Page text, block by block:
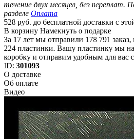
течение двух месяцев, без переплат.
разделе Оплата
528 руб. до бесплатной доставки с
В корзину Намекнуть о подарке
За 17 лет мы отправили 178 791
224 пластинки. Вашу пластинку мы
коробку и отправим удобным для вас
ID: 301093
О доставке
Об оплате
Видео